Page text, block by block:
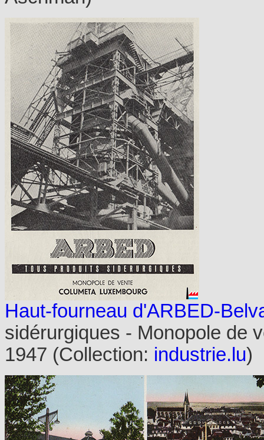
Haut-fourneau d'ARBED-
sidérurgiques - Monopole de
1947 (Collection: industrie.lu)